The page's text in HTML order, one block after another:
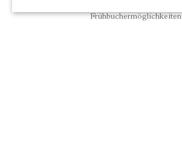
Frühbuchermöglichkeiten